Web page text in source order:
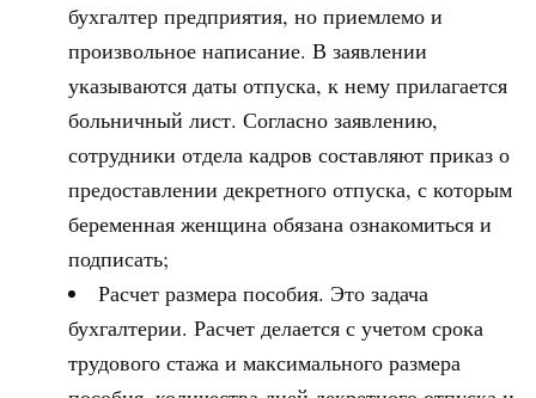
бухгалтер предприятия, но приемлемо и
произвольное написание. В заявлении
указываются даты отпуска, к нему прилагается
больничный лист. Согласно заявлению,
сотрудники отдела кадров составляют приказ о
предоставлении декретного отпуска, с которым
беременная женщина обязана ознакомиться и
подписать;
Расчет размера пособия. Это задача
бухгалтерии. Расчет делается с учетом срока
трудового стажа и максимального размера